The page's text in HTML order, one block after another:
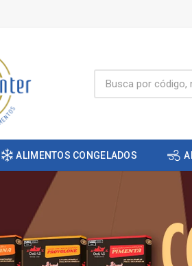
ALIMENTOS CONGELADOS